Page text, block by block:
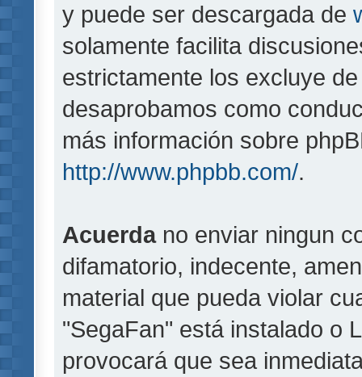
y puede ser descargada de
solamente facilita
estrictamente los excluye
desaprobamos como
más información sobre
http://www.phpbb.com/.
Acuerdano enviar ningun
difamatorio, indecente,
material que pueda violar
"SegaFan" está instalado o
provocará que sea